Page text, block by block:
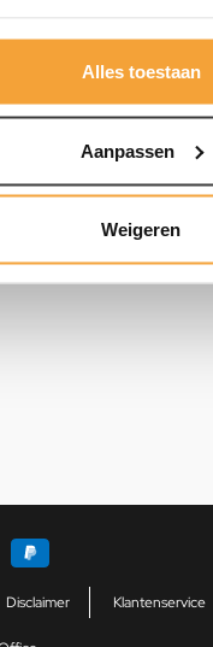
Alles toestaan
Aanpassen
Weigeren
Disclaimer Klantenservice